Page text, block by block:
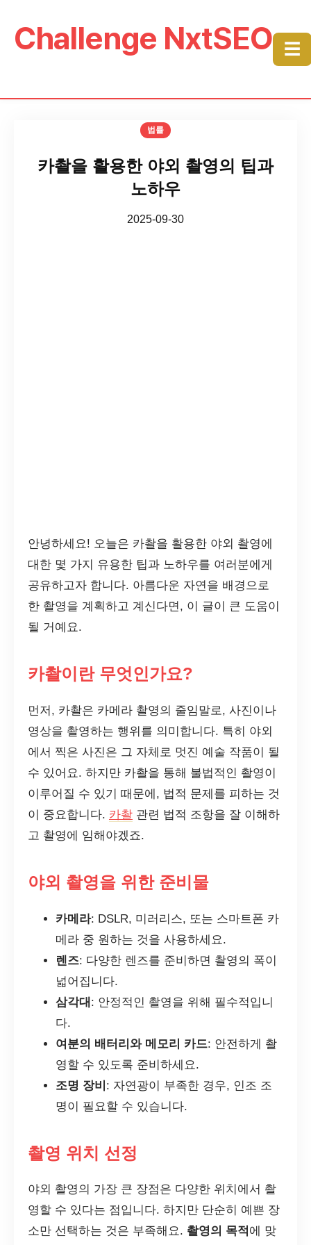
Challenge NxtSEO ☰
법률
카촬을 활용한 야외 촬영의 팁과
노하우
2025-09-30
안녕하세요! 오늘은 카촬을 활용한 야외 촬영에
대한 몇 가지 유용한 팁과 노하우를 여러분에게
공유하고자 합니다. 아름다운 자연을 배경으로
한 촬영을 계획하고 계신다면, 이 글이 큰 도움이
될 거예요.
카촬이란 무엇인가요?
먼저, 카촬은 카메라 촬영의 줄임말로, 사진이나
영상을 촬영하는 행위를 의미합니다. 특히 야외
에서 찍은 사진은 그 자체로 멋진 예술 작품이 될
수 있어요. 하지만 카촬을 통해 불법적인 촬영이
이루어질 수 있기 때문에, 법적 문제를 피하는 것
이 중요합니다. 카촬 관련 법적 조항을 잘 이해하
고 촬영에 임해야겠죠.
야외 촬영을 위한 준비물
카메라: DSLR, 미러리스, 또는 스마트폰 카
메라 중 원하는 것을 사용하세요.
렌즈: 다양한 렌즈를 준비하면 촬영의 폭이
넓어집니다.
삼각대 : 안정적인 촬영을 위해 필수적입니
다.
여분의 배터리와 메모리 카드: 안전하게 촬
영할 수 있도록 준비하세요.
조명 장비 : 자연광이 부족한 경우, 인조 조
명이 필요할 수 있습니다.
촬영 위치 선정
야외 촬영의 가장 큰 장점은 다양한 위치에서 촬
영할 수 있다는 점입니다. 하지만 단순히 예쁜 장
소만 선택하는 것은 부족해요. 촬영의 목적 에 맞